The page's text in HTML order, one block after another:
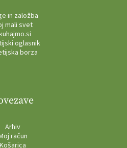
in založba
mali svet
oglasnik
borza
Arhiv
račun
Košarica